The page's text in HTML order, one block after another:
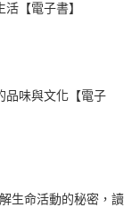
【電子書】
品味與文化【電子
生命活動的秘密，讀